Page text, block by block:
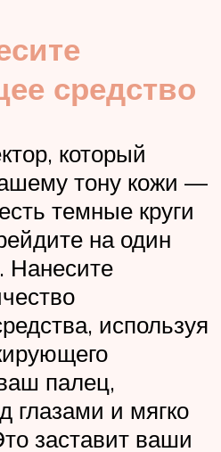
средство
который
тону кожи —
темные круги
на один
Нанесите
используя
палец,
глазами и мягко
заставит ваши